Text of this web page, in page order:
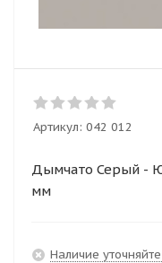
Артикул: 042 012
Дымчато Серый -
мм
Наличие